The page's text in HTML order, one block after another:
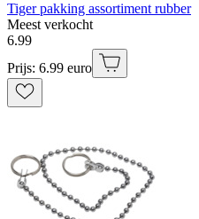
Tiger pakking assortiment rubber
Meest verkocht
6.99
Prijs: 6.99 euro